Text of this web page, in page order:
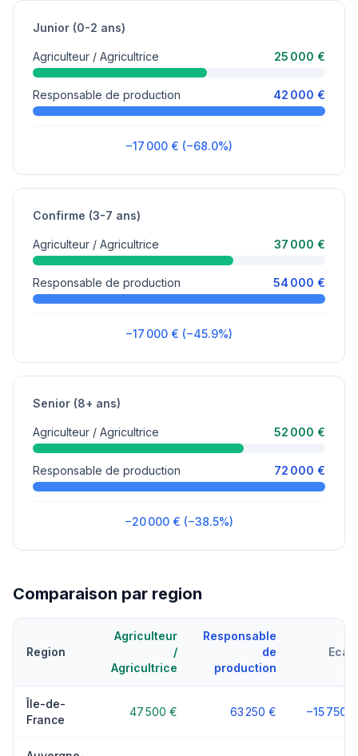
Junior (0-2 ans)
Agriculteur / Agricultrice 25 000 €
Responsable de production 42 000 €
−17 000 € (−68.0%)
Confirme (3-7 ans)
Agriculteur / Agricultrice 37 000 €
Responsable de production 54 000 €
−17 000 € (−45.9%)
Senior (8+ ans)
Agriculteur / Agricultrice 52 000 €
Responsable de production 72 000 €
−20 000 € (−38.5%)
Comparaison par region
Region
Agriculteur
/
Agricultrice
Responsable
de
production
Ecart
Île-de-
France
47 500 € 63 250 € −15 750 €